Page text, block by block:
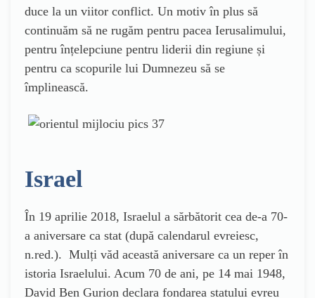
duce la un viitor conflict. Un motiv în plus să
continuăm să ne rugăm pentru pacea Ierusalimului,
pentru înțelepciune pentru liderii din regiune și
pentru ca scopurile lui Dumnezeu să se
împlinească.
Israel
În 19 aprilie 2018, Israelul a sărbătorit cea de-a 70-
a aniversare ca stat (după calendarul evreiesc,
n.red.). Mulți văd această aniversare ca un reper în
istoria Israelului. Acum 70 de ani, pe 14 mai 1948,
David Ben Gurion declara fondarea statului evreu